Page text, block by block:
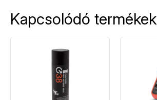
Kapcsolódó termékek